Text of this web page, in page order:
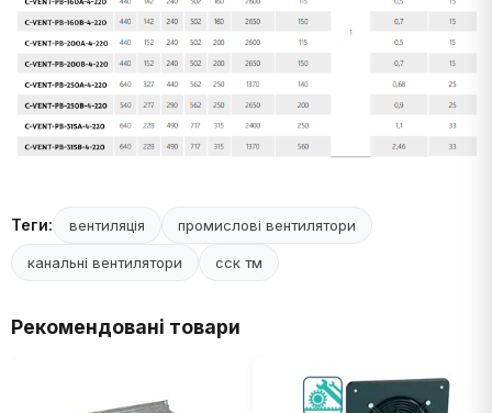
Теги: вентиляція промислові вентилятори
канальні вентилятори сск тм
Рекомендовані товари